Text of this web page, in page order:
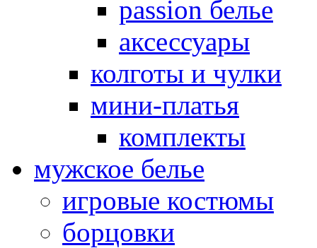
passion белье
аксессуары
колготы и чулки
мини-платья
комплекты
мужское белье
игровые костюмы
борцовки